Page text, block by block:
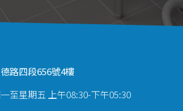
路四段656號4樓
至星期五 上午08:30-下午05:30